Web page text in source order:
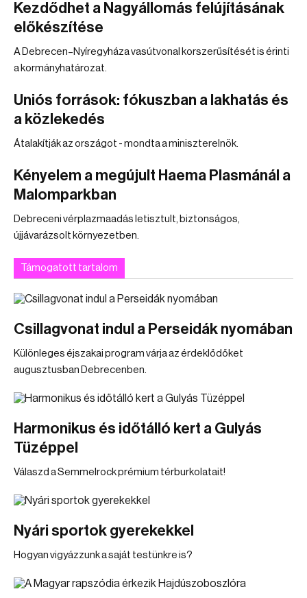
Kezdődhet a Nagyállomás felújításának
előkészítése
A Debrecen–Nyíregyháza vasútvonal korszerűsítését is érinti
a kormányhatározat.
Uniós források: fókuszban a lakhatás és
a közlekedés
Átalakítják az országot - mondta a miniszterelnök.
Kényelem a megújult Haema Plasmánál a
Malomparkban
Debreceni vérplazmaadás letisztult, biztonságos,
újjávarázsolt környezetben.
Támogatott tartalom
Csillagvonat indul a Perseidák nyomában
Különleges éjszakai program várja az érdeklődőket
augusztusban Debrecenben.
Harmonikus és időtálló kert a Gulyás
Tüzéppel
Válaszd a Semmelrock prémium térburkolatait!
Nyári sportok gyerekekkel
Hogyan vigyázzunk a saját testünkre is?